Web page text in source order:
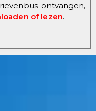
ontvangen,
of lezen.